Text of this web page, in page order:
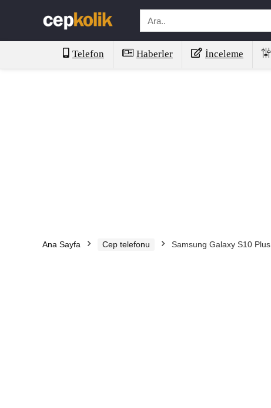
Telefon Haberler İnceleme
Ana Sayfa Cep telefonu Samsung Galaxy S10 Plus